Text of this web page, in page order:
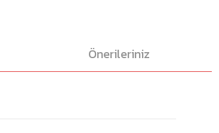
Önerileriniz